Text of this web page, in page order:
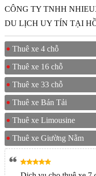
CÔNG TY TNHH
DU LỊCH UY TÍN TẠI
Thuê xe 4 chỗ
Thuê xe 16 chỗ
Thuê xe 33 chỗ
Thuê xe Bán Tải
Thuê xe Limousine
Thuê xe Giường Nằm